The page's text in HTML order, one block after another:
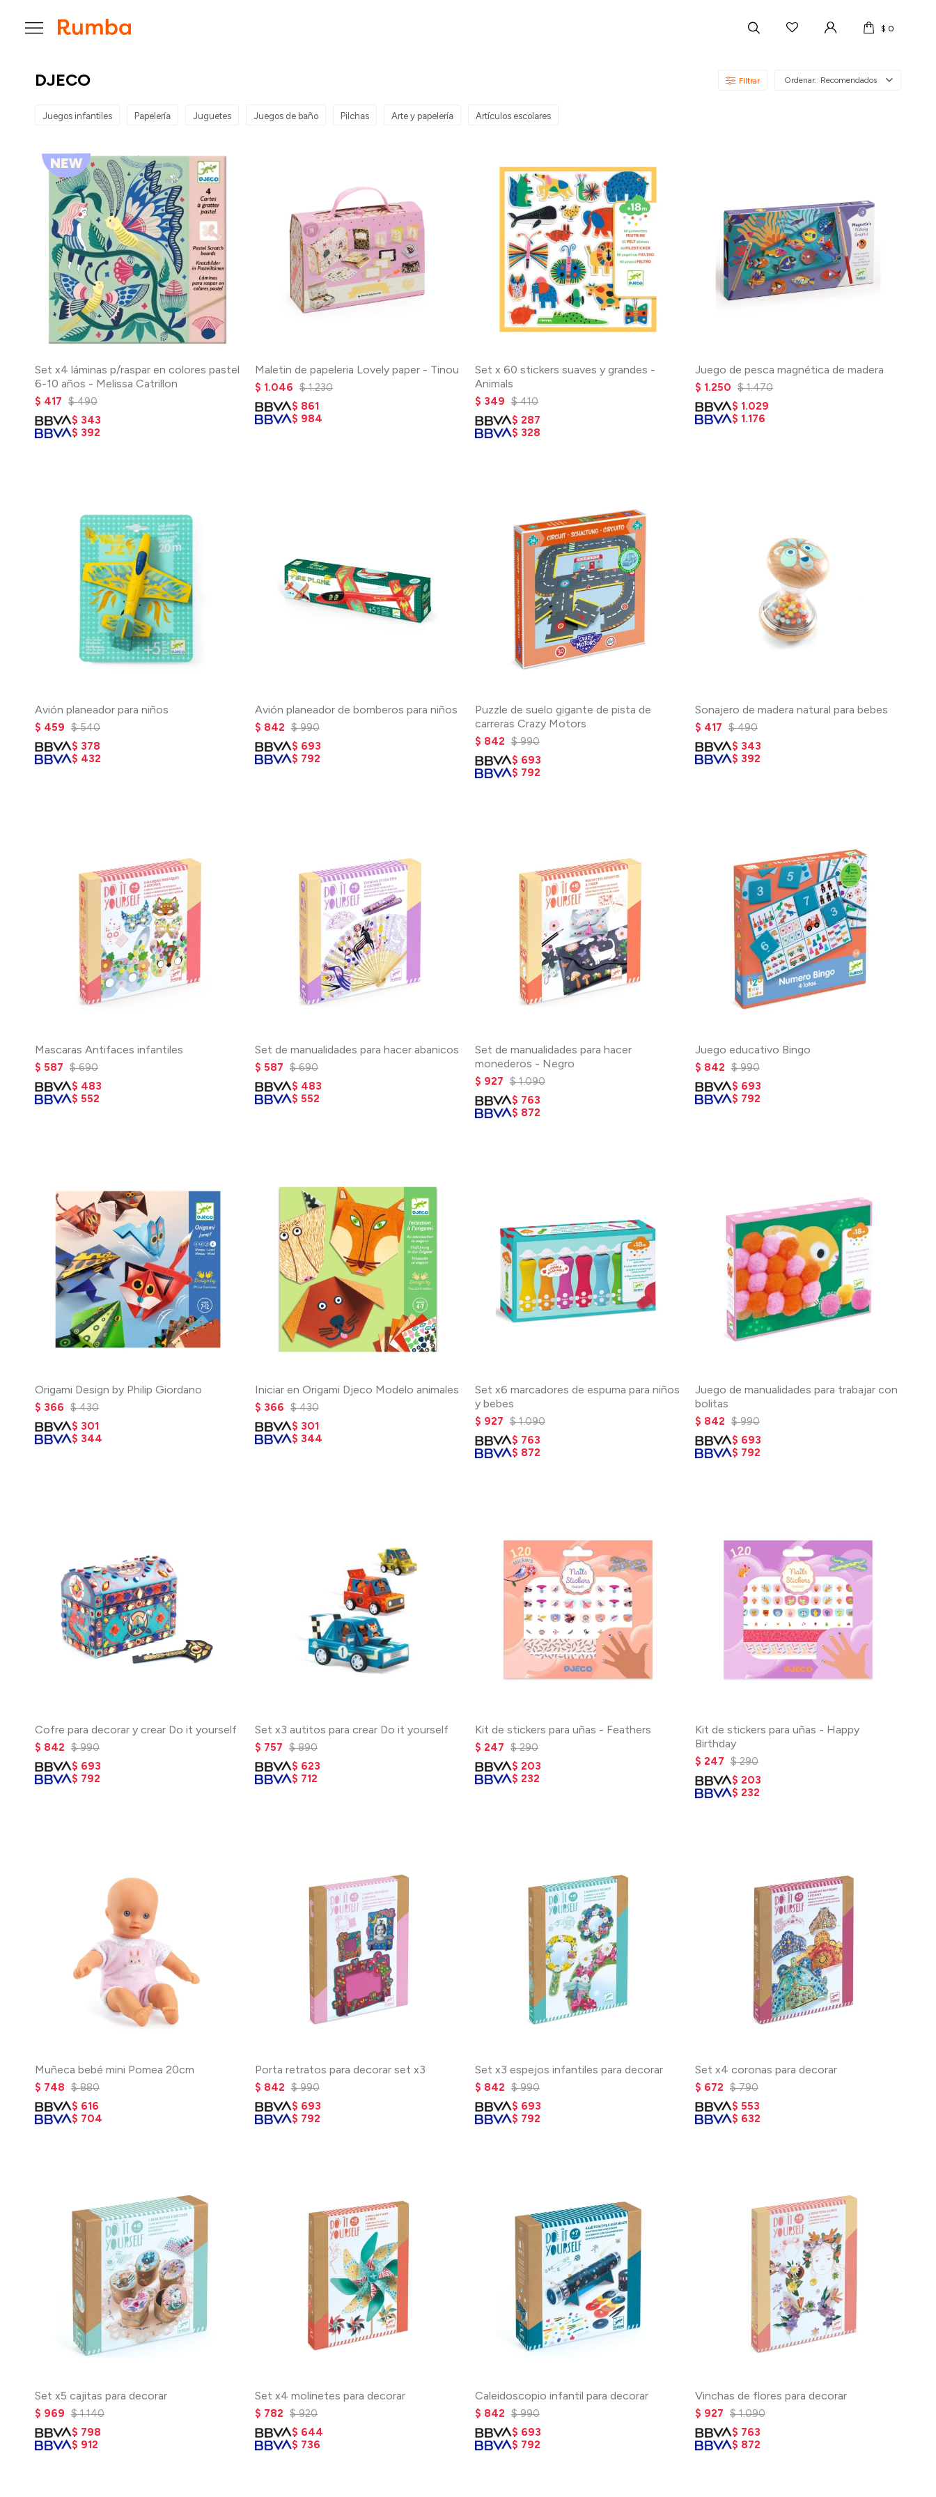
$ 0

DJECO Recomendados
Juegos infantiles Papelería Juguetes Juegos de baño Pilchas Arte y papelería Artículos escolares
Set x4 láminas p/raspar en colores pastel
6-10 años - Melissa Catrillon
$ 417 $ 490
$ 343
$ 392
Maletin de papeleria Lovely paper - Tinou
$ 1.046 $ 1.230
$ 861
$ 984
Set x 60 stickers suaves y grandes -
Animals
$ 349 $ 410
$ 287
$ 328
Juego de pesca magnética de madera
$ 1.250 $ 1.470
$ 1.029
$ 1.176
Avión planeador para niños
$ 459 $ 540
$ 378
$ 432
Avión planeador de bomberos para niños
$ 842 $ 990
$ 693
$ 792
Puzzle de suelo gigante de pista de
carreras Crazy Motors
$ 842 $ 990
$ 693
$ 792
Sonajero de madera natural para bebes
$ 417 $ 490
$ 343
$ 392
Mascaras Antifaces infantiles
$ 587 $ 690
$ 483
$ 552
Set de manualidades para hacer abanicos
$ 587 $ 690
$ 483
$ 552
Set de manualidades para hacer
monederos - Negro
$ 927 $ 1.090
$ 763
$ 872
Juego educativo Bingo
$ 842 $ 990
$ 693
$ 792
Origami Design by Philip Giordano
$ 366 $ 430
$ 301
$ 344
Iniciar en Origami Djeco Modelo animales
$ 366 $ 430
$ 301
$ 344
Set x6 marcadores de espuma para niños
y bebes
$ 927 $ 1.090
$ 763
$ 872
Juego de manualidades para trabajar con
bolitas
$ 842 $ 990
$ 693
$ 792
Cofre para decorar y crear Do it yourself
$ 842 $ 990
$ 693
$ 792
Set x3 autitos para crear Do it yourself
$ 757 $ 890
$ 623
$ 712
Kit de stickers para uñas - Feathers
$ 247 $ 290
$ 203
$ 232
Kit de stickers para uñas - Happy
Birthday
$ 247 $ 290
$ 203
$ 232
Muñeca bebé mini Pomea 20cm
$ 748 $ 880
$ 616
$ 704
Porta retratos para decorar set x3
$ 842 $ 990
$ 693
$ 792
Set x3 espejos infantiles para decorar
$ 842 $ 990
$ 693
$ 792
Set x4 coronas para decorar
$ 672 $ 790
$ 553
$ 632
Set x5 cajitas para decorar
$ 969 $ 1.140
$ 798
$ 912
Set x4 molinetes para decorar
$ 782 $ 920
$ 644
$ 736
Caleidoscopio infantil para decorar
$ 842 $ 990
$ 693
$ 792
Vinchas de flores para decorar
$ 927 $ 1.090
$ 763
$ 872